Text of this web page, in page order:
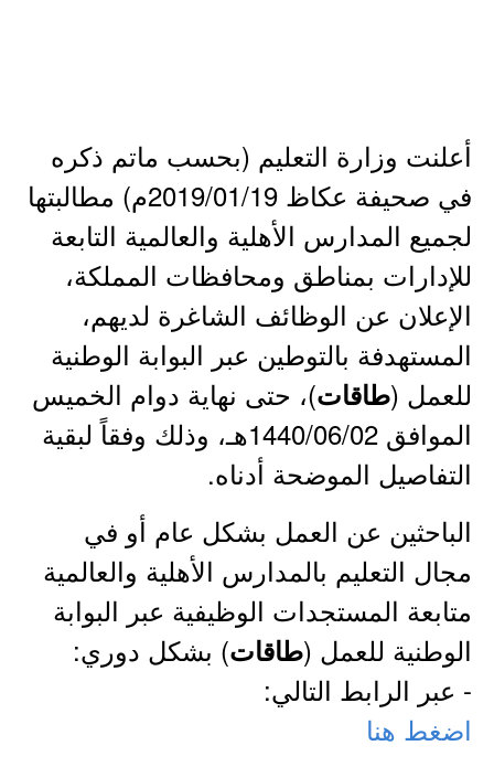
أعلنت وزارة التعليم (بحسب ماتم ذكره
في صحيفة عكاظ 2019/01/19م) مطالبتها
لجميع المدارس الأهلية والعالمية التابعة
للإدارات بمناطق ومحافظات المملكة،
الإعلان عن الوظائف الشاغرة لديهم،
المستهدفة بالتوطين عبر البوابة الوطنية
للعمل (طاقات)، حتى نهاية دوام الخميس
الموافق 1440/06/02هـ، وذلك وفقاً لبقية
التفاصيل الموضحة أدناه.
الباحثين عن العمل بشكل عام أو في
مجال التعليم بالمدارس الأهلية والعالمية
متابعة المستجدات الوظيفية عبر البوابة
الوطنية للعمل (طاقات) بشكل دوري:
- عبر الرابط التالي:
اضغط هنا